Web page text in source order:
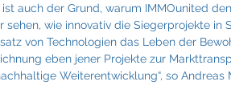
auch der Grund, warum IMMOunited
sehen, wie innovativ die Siegerprojekte in
von Technologien das Leben der
eben jener Projekte zur
Weiterentwicklung“, so Andreas